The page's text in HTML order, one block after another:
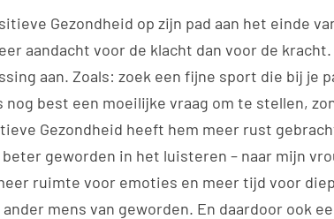
Gezondheid op zijn pad aan het einde
aandacht voor de klacht dan voor de
aan. Zoals: zoek een fijne sport die bij je
nog best een moeilijke vraag om te stellen,
Gezondheid heeft hem meer rust
beter geworden in het luisteren – naar mijn
ruimte voor emoties en meer tijd voor
mens van geworden. En daardoor ook